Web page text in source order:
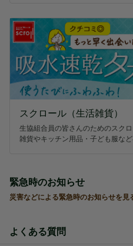
スクロール（生活雑貨）
生協組合員の皆さんのためのスク
雑貨やキッチン用品・子ども服など
緊急時のお知らせ
災害などによる緊急時のお知らせを
よくある質問